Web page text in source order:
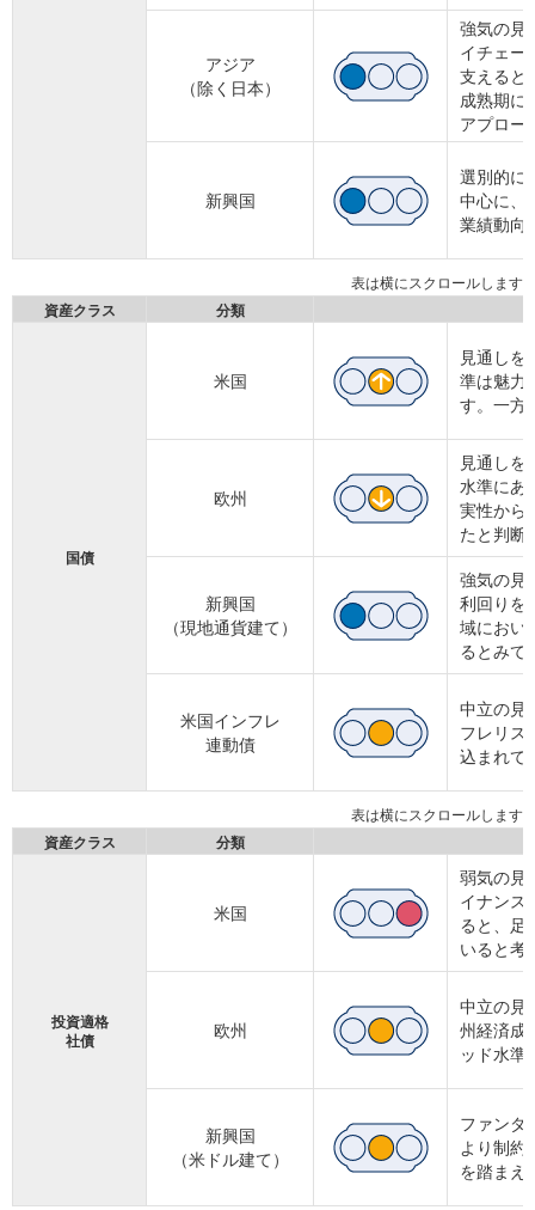
アジア
（除く日本）
強気の見
イチェー
支えると
成熟期に
アプロー
新興国
選別的に
中心に、
業績動向
資産クラス 分類
国債
米国
見通しを
準は魅力
す。一方
欧州
見通しを
水準にあ
実性から
たと判断
新興国
（現地通貨建て）
強気の見
利回りを
域におい
るとみて
米国インフレ
連動債
中立の見
フレリス
込まれて
資産クラス 分類
投資適格
社債
米国
弱気の見
イナンス
ると、足
いると考
欧州
中立の見
州経済成
ッド水準
新興国
（米ドル建て）
ファンダ
より制約
を踏まえ